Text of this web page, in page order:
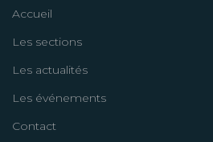
Accueil
Les sections
Les actualités
Les événements
Contact